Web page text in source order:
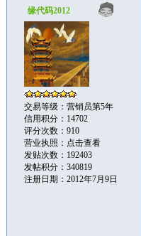
缘代码2012
交易等级：营销员第5年
信用积分：14702
评分次数：910
营业执照： 点击查看
发贴次数：192403
发帖积分：340819
注册日期：2012年7月9日